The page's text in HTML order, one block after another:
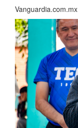
Vanguardia.com.mx